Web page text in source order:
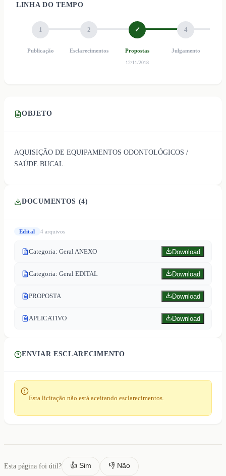
LINHA DO TEMPO
1
Publicação
2
Esclarecimentos
✓
Propostas
12/11/2018
4
Julgamento
OBJETO
AQUISIÇÃO DE EQUIPAMENTOS ODONTOLÓGICOS /
SAÚDE BUCAL.
DOCUMENTOS (4)
Edital 4arquivos
Categoria: Geral ANEXO Download
Categoria: Geral EDITAL Download
PROPOSTA Download
APLICATIVO Download
ENVIAR ESCLARECIMENTO
Esta licitação não está aceitando esclarecimentos.
Esta página foi útil? 👍 Sim 👎 Não